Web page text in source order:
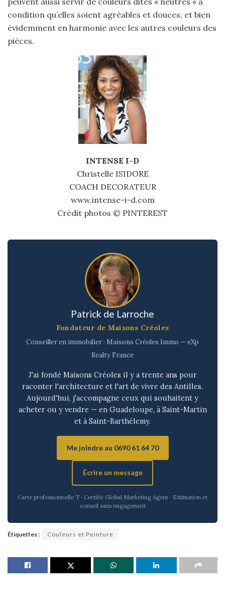
condition qu’elles soient agréables et douces, et bien
évidemment en harmonie avec les autres couleurs des
pièces.
INTENSE I-D
Christelle ISIDORE
COACH DECORATEUR
www.intense-i-d.com
Crédit photos © PINTEREST
Patrick de Larroche
Fondateur de Maisons Créoles
Conseiller en immobilier · Maisons Créoles Immo — eXp
Realty France
J'ai fondé Maisons Créoles il y a trente ans pour
raconter l'architecture et l'art de vivre des Antilles.
Aujourd'hui, j'accompagne ceux qui souhaitent y
acheter ou y vendre — en Guadeloupe, à Saint-Martin
et à Saint-Barthélemy.
Me joindre au 0690 61 64 70
Écrire un message
Carte professionnelle T · Certifié Global Marketing Agent · Estimation et
conseil sans engagement
Étiquettes : Couleurs et Peinture